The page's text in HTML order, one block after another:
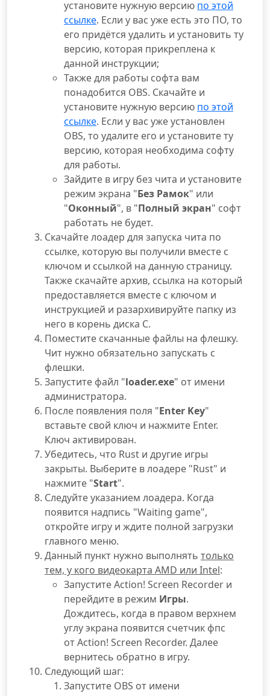
установите нужную версию по этой
ссылке. Если у вас уже есть это ПО, то
его придётся удалить и установить ту
версию, которая прикреплена к
данной инструкции;
Также для работы софта вам
понадобится OBS. Скачайте и
установите нужную версию по этой
ссылке. Если у вас уже установлен
OBS, то удалите его и установите ту
версию, которая необходима софту
для работы.
Зайдите в игру без чита и установите
режим экрана "Без Рамок" или
"Оконный", в "Полный экран" софт
работать не будет.
Скачайте лоадер для запуска чита по
ссылке, которую вы получили вместе с
ключом и ссылкой на данную страницу.
Также скачайте архив, ссылка на который
предоставляется вместе с ключом и
инструкцией и разархивируйте папку из
него в корень диска C.
Поместите скачанные файлы на флешку.
Чит нужно обязательно запускать с
флешки.
Запустите файл "loader.exe" от имени
администратора.
После появления поля "Enter Key"
вставьте свой ключ и нажмите Enter.
Ключ активирован.
Убедитесь, что Rust и другие игры
закрыты. Выберите в лоадере "Rust" и
нажмите "Start".
Следуйте указанием лоадера. Когда
появится надпись "Waiting game",
откройте игру и ждите полной загрузки
главного меню.
Данный пункт нужно выполнять только
тем, у кого видеокарта AMD или Intel:
Запустите Action! Screen Recorder и
перейдите в режим Игры.
Дождитесь, когда в правом верхнем
углу экрана появится счетчик фпс
от Action! Screen Recorder. Далее
вернитесь обратно в игру.
Следующий шаг:
Запустите OBS от имени